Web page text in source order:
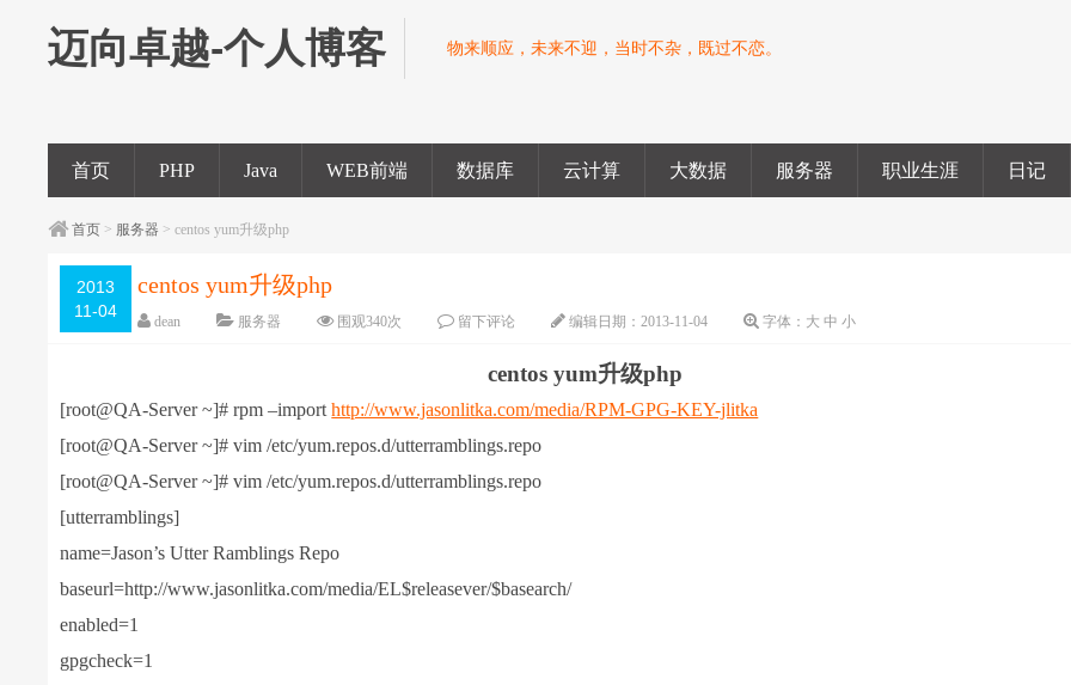
迈向卓越-个人博客 物来顺应，未来不迎，当时不杂，既过不恋。
首页 PHP Java WEB前端 数据库 云计算 大数据 服务器 职业生涯 日记
首页 > 服务器 > centos yum升级php
2013
11-04
centos yum升级php
dean 服务器 围观340次 留下评论 编辑日期：2013-11-04 字体： 大 中 小
centos yum升级php
[root@QA-Server ~]# rpm –importhttp://www.jasonlitka.com/media/RPM-GPG-KEY-jlitka
[root@QA-Server ~]# vim /etc/yum.repos.d/utterramblings.repo
[root@QA-Server ~]# vim /etc/yum.repos.d/utterramblings.repo
[utterramblings]
name=Jason’s Utter Ramblings Repo
baseurl=http://www.jasonlitka.com/media/EL$releasever/$basearch/
enabled=1
gpgcheck=1